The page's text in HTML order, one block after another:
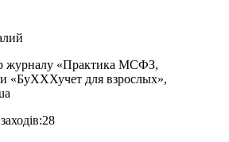
журналу «Практика МСФЗ,
«БуХХХучет для взрослых»,
28